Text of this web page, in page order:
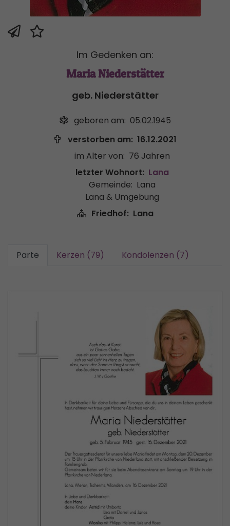
Im Gedenken an:
Maria Niederstätter
geb. Niederstätter
geboren am: 05.02.1945
verstorben am: 16.12.2021
im Alter von: 76 Jahren
letzter Wohnort: Lana
Gemeinde: Lana
Lana & Umgebung
Friedhof: Lana
Parte Kerzen (79) Kondolenzen (7)